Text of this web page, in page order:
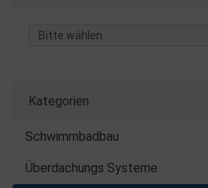
Kategorien
Schwimmbadbau
Überdachungs Systeme